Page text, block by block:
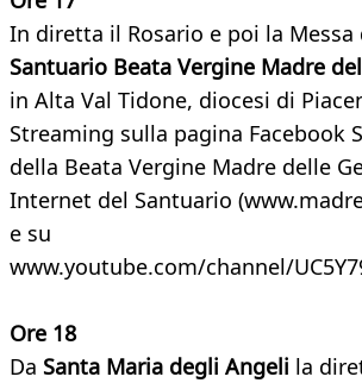
In diretta il Rosario e poi la Messa
Santuario Beata Vergine Madre
in Alta Val Tidone, diocesi di
Streaming sulla pagina Facebook
della Beata Vergine Madre delle
Internet del Santuario
e su
www.youtube.com/channel/
Ore 18
Da Santa Maria degli Angeli la